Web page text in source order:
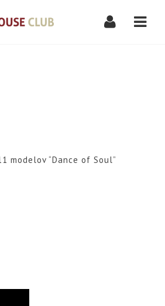
modelov “Dance of Soul”